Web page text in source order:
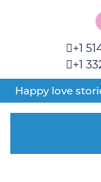
+1
+1
Happy love